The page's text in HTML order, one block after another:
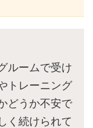
ルームで受け
トレーニング
どうか不安で
く続けられて